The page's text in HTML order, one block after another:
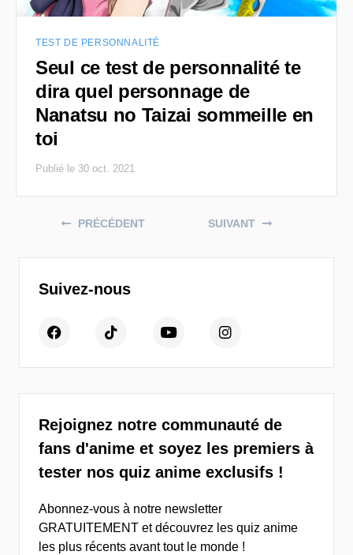
TEST DE PERSONNALITÉ
Seul ce test de personnalité te
dira quel personnage de
Nanatsu no Taizai sommeille en
toi
Publié le 30 oct. 2021
Posts navigation
PRÉCÉDENT SUIVANT
Suivez-nous
Rejoignez notre communauté de
fans d'anime et soyez les premiers à
tester nos quiz anime exclusifs !
Abonnez-vous à notre newsletter
GRATUITEMENT et découvrez les quiz anime
les plus récents avant tout le monde !